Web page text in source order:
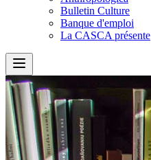
Bulletin Culture
Banque d'emploi
La CASCA présente